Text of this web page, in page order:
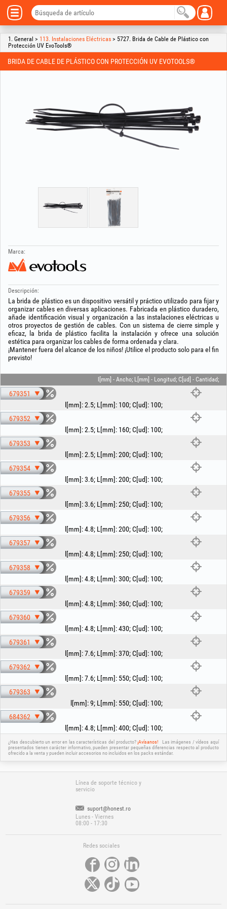
1. General > 113. Instalaciones Eléctricas > 5727. Brida de Cable de Plástico con
Protección UV EvoTools®
BRIDA DE CABLE DE PLÁSTICO CON PROTECCIÓN UV EVOTOOLS®
Marca:
Descripción:
La brida de plástico es un dispositivo versátil y práctico utilizado para fijar y
organizar cables en diversas aplicaciones. Fabricada en plástico duradero,
añade identificación visual y organización a las instalaciones eléctricas u
otros proyectos de gestión de cables. Con un sistema de cierre simple y
eficaz, la brida de plástico facilita la instalación y ofrece una solución
estética para organizar los cables de forma ordenada y clara.
¡Mantener fuera del alcance de los niños! ¡Utilice el producto solo para el fin
previsto!
l[mm] - Ancho; L[mm] - Longitud; C[ud] - Cantidad;
679351
l[mm]:2.5; L[mm]: 100;C[ud]: 100;
679352
l[mm]:2.5; L[mm]: 160;C[ud]: 100;
679353
l[mm]:2.5; L[mm]:200;C[ud]: 100;
679354
l[mm]:3.6; L[mm]:200;C[ud]: 100;
679355
l[mm]:3.6; L[mm]:250;C[ud]: 100;
679356
l[mm]:4.8; L[mm]:200;C[ud]: 100;
679357
l[mm]:4.8; L[mm]:250;C[ud]: 100;
679358
l[mm]:4.8; L[mm]:300;C[ud]: 100;
679359
l[mm]:4.8; L[mm]:360;C[ud]: 100;
679360
l[mm]:4.8; L[mm]:430;C[ud]: 100;
679361
l[mm]:7.6; L[mm]:370;C[ud]: 100;
679362
l[mm]:7.6; L[mm]: 550;C[ud]: 100;
679363
l[mm]:9; L[mm]: 550;C[ud]: 100;
684362
l[mm]:4.8; L[mm]:400;C[ud]: 100;
¿Has descubierto un error en las características del producto?¡Avísanos!
Las imágenes / vídeos aquí
presentados tienen carácter informativo, pueden presentar pequeñas diferencias respecto al producto
ofrecido a la venta y pueden incluir accesorios no incluidos en los packs estándar.
Línea de soporte técnico y
servicio
suport@honest.ro
Lunes - Viernes
08:00 - 17:30
Redes sociales